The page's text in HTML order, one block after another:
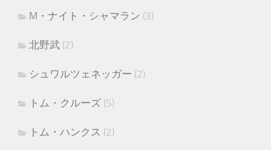
M・ナイト・シャマラン (3)
北野武 (2)
シュワルツェネッガー (2)
トム・クルーズ (5)
トム・ハンクス (2)